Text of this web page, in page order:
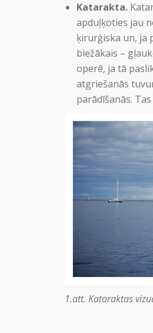
Katarakta.
apduļķoties jau
ķirurģiska un, ja
biežākais –
operē, ja tā
atgriešanās
parādīšanās.
1.att. Kataraktas